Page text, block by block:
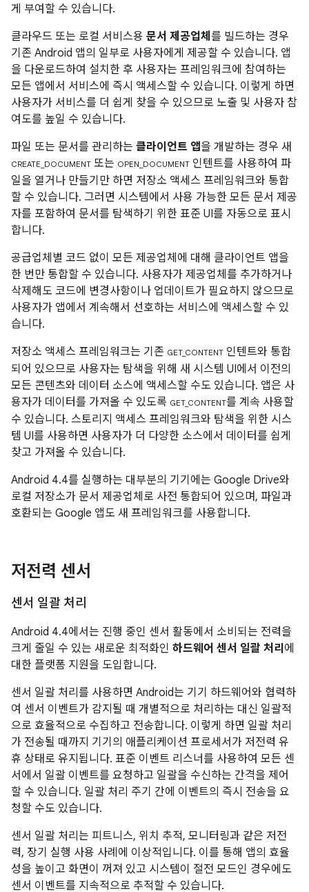
게 부여할 수 있습니다.
클라우드 또는 로컬 서비스용 문서 제공업체 를 빌드하는 경우
기존 Android 앱의 일부로 사용자에게 제공할 수 있습니다. 앱
을 다운로드하여 설치한 후 사용자는 프레임워크에 참여하는
모든 앱에서 서비스에 즉시 액세스할 수 있습니다. 이렇게 하면
사용자가 서비스를 더 쉽게 찾을 수 있으므로 노출 및 사용자 참
여도를 높일 수 있습니다.
파일 또는 문서를 관리하는 클라이언트 앱을 개발하는 경우 새
CREATE_DOCUMENT 또는 OPEN_DOCUMENT 인텐트를 사용하여 파
일을 열거나 만들기만 하면 저장소 액세스 프레임워크와 통합
할 수 있습니다. 그러면 시스템에서 사용 가능한 모든 문서 제공
자를 포함하여 문서를 탐색하기 위한 표준 UI를 자동으로 표시
합니다.
공급업체별 코드 없이 모든 제공업체에 대해 클라이언트 앱을
한 번만 통합할 수 있습니다. 사용자가 제공업체를 추가하거나
삭제해도 코드에 변경사항이나 업데이트가 필요하지 않으므로
사용자가 앱에서 계속해서 선호하는 서비스에 액세스할 수 있
습니다.
저장소 액세스 프레임워크는 기존 GET_CONTENT 인텐트와 통합
되어 있으므로 사용자는 탐색을 위해 새 시스템 UI에서 이전의
모든 콘텐츠와 데이터 소스에 액세스할 수도 있습니다. 앱은 사
용자가 데이터를 가져올 수 있도록 GET_CONTENT를 계속 사용할
수 있습니다. 스토리지 액세스 프레임워크와 탐색을 위한 시스
템 UI를 사용하면 사용자가 더 다양한 소스에서 데이터를 쉽게
찾고 가져올 수 있습니다.
Android 4.4를 실행하는 대부분의 기기에는 Google Drive와
로컬 저장소가 문서 제공업체로 사전 통합되어 있으며, 파일과
호환되는 Google 앱도 새 프레임워크를 사용합니다.
저전력 센서
센서 일괄 처리
Android 4.4에서는 진행 중인 센서 활동에서 소비되는 전력을
크게 줄일 수 있는 새로운 최적화인 하드웨어 센서 일괄 처리 에
대한 플랫폼 지원을 도입합니다.
센서 일괄 처리를 사용하면 Android는 기기 하드웨어와 협력하
여 센서 이벤트가 감지될 때 개별적으로 처리하는 대신 일괄적
으로 효율적으로 수집하고 전송합니다. 이렇게 하면 일괄 처리
가 전송될 때까지 기기의 애플리케이션 프로세서가 저전력 유
휴 상태로 유지됩니다. 표준 이벤트 리스너를 사용하여 모든 센
서에서 일괄 이벤트를 요청하고 일괄을 수신하는 간격을 제어
할 수 있습니다. 일괄 처리 주기 간에 이벤트의 즉시 전송을 요
청할 수도 있습니다.
센서 일괄 처리는 피트니스, 위치 추적, 모니터링과 같은 저전
력, 장기 실행 사용 사례에 이상적입니다. 이를 통해 앱의 효율
성을 높이고 화면이 꺼져 있고 시스템이 절전 모드인 경우에도
센서 이벤트를 지속적으로 추적할 수 있습니다.